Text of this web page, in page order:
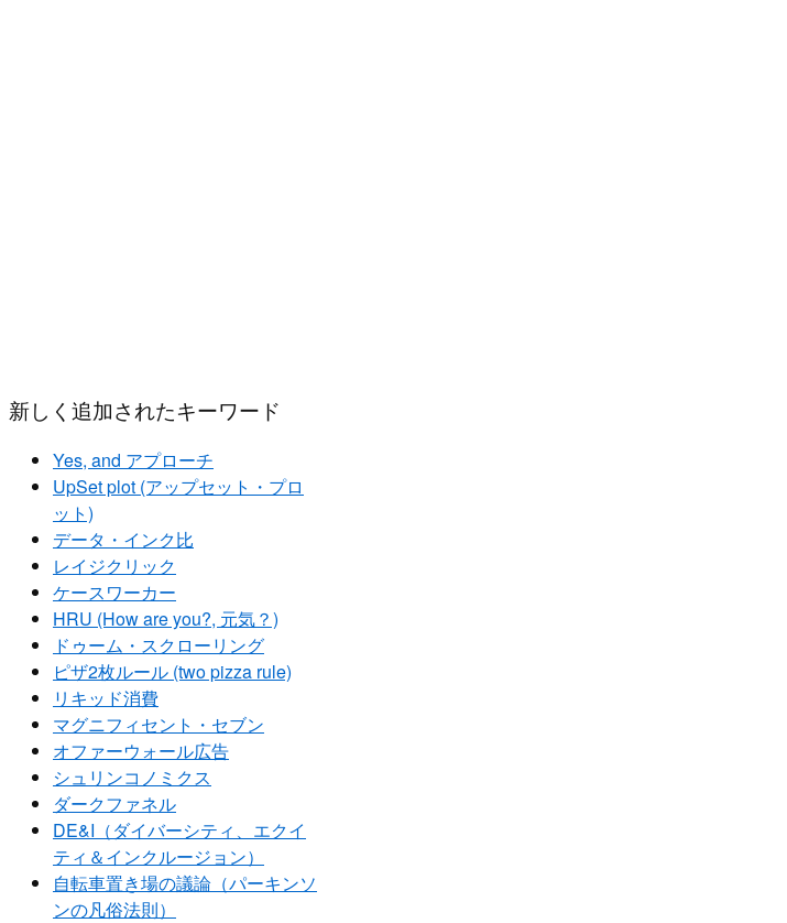
新しく追加されたキーワード
Yes, and アプローチ
UpSet plot (アップセット・プロ
ット)
データ・インク比
レイジクリック
ケースワーカー
HRU (How are you?, 元気？)
ドゥーム・スクローリング
ピザ2枚ルール (two pizza rule)
リキッド消費
マグニフィセント・セブン
オファーウォール広告
シュリンコノミクス
ダークファネル
DE&I（ダイバーシティ、エクイ
ティ＆インクルージョン）
自転車置き場の議論（パーキンソ
ンの凡俗法則）